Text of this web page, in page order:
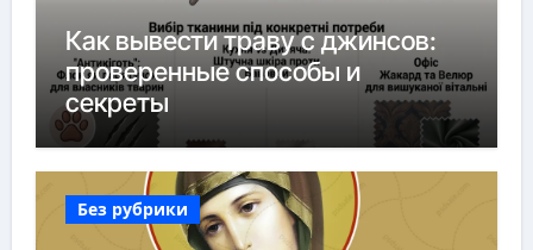
Как вывести траву с джинсов:
проверенные способы и
секреты
Без рубрики